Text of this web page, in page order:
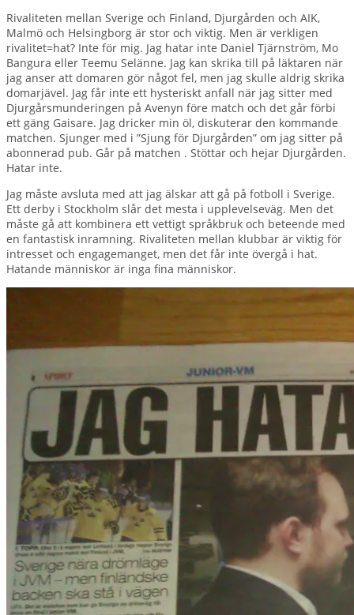
Rivaliteten mellan Sverige och Finland, Djurgården och AIK,
Malmö och Helsingborg är stor och viktig. Men är verkligen
rivalitet=hat? Inte för mig. Jag hatar inte Daniel Tjärnström, Mo
Bangura eller Teemu Selänne. Jag kan skrika till på läktaren när
jag anser att domaren gör något fel, men jag skulle aldrig skrika
domarjävel. Jag får inte ett hysteriskt anfall när jag sitter med
Djurgårsmunderingen på Avenyn före match och det går förbi
ett gäng Gaisare. Jag dricker min öl, diskuterar den kommande
matchen. Sjunger med i ”Sjung för Djurgården” om jag sitter på
abonnerad pub. Går på matchen . Stöttar och hejar Djurgården.
Hatar inte.
Jag måste avsluta med att jag älskar att gå på fotboll i Sverige.
Ett derby i Stockholm slår det mesta i upplevelseväg. Men det
måste gå att kombinera ett vettigt språkbruk och beteende med
en fantastisk inramning. Rivaliteten mellan klubbar är viktig för
intresset och engagemanget, men det får inte övergå i hat.
Hatande människor är inga fina människor.